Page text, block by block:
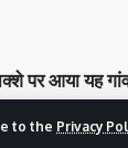
to the Privacy
पर आया यह
स्टेशन बनाए गए
करोड से अधिक की